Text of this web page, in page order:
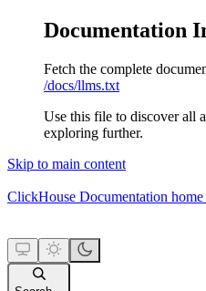
Documentation
Fetch the complete
/docs/llms.txt
Use this file to discover all
exploring further.
Skip to main content
ClickHouse Documentation home